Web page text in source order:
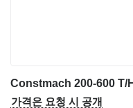
가격은 요청 시 공개